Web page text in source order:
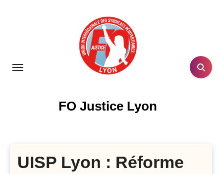
FO Justice Lyon
UISP Lyon : Réforme